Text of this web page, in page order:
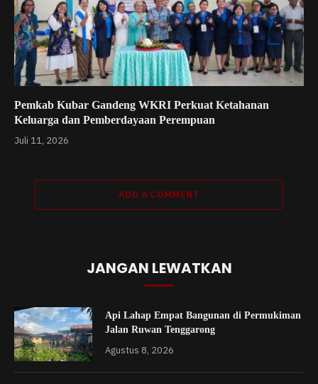
Pemkab Kubar Gandeng WKRI Perkuat Ketahanan
Keluarga dan Pemberdayaan Perempuan
Juli 11, 2026
ADD A COMMENT
JANGAN LEWATKAN
Api Lahap Empat Bangunan di Permukiman
Jalan Ruwan Tenggarong
Agustus 8, 2026